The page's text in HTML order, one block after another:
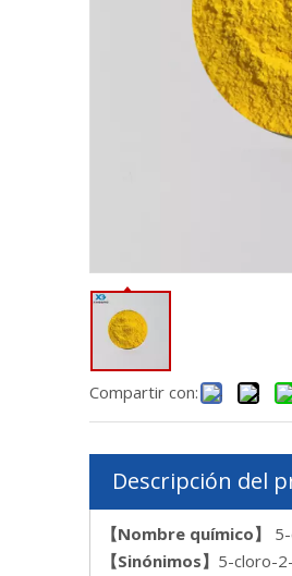
Compartir con:
Descripción del
【Nombre químico】
【Sinónimos】 5-cloro-